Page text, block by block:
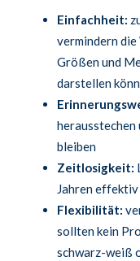
Einfachheit:
vermindern
Größen und
darstellen
herausstechen
bleiben
Zeitlosigkeit:
Jahren
Flexibilität:
sollten kein
schwarz-weiß